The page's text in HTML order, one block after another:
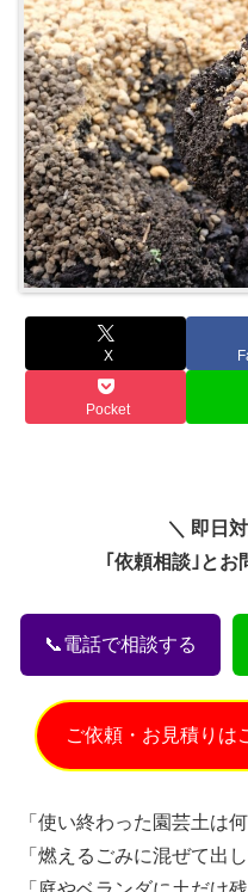
X
Pocket
＼ 即日
｢依頼相談｣とお
📞電話で相談する
ご依頼・お見積りは
「使い終わった園芸土は何
「燃えるごみに混ぜて出